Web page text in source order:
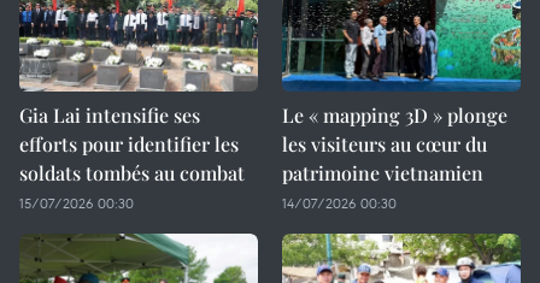
Gia Lai intensifie ses
efforts pour identifier les
soldats tombés au combat
15/07/2026 00:30
Le « mapping 3D » plonge
les visiteurs au cœur du
patrimoine vietnamien
14/07/2026 00:30